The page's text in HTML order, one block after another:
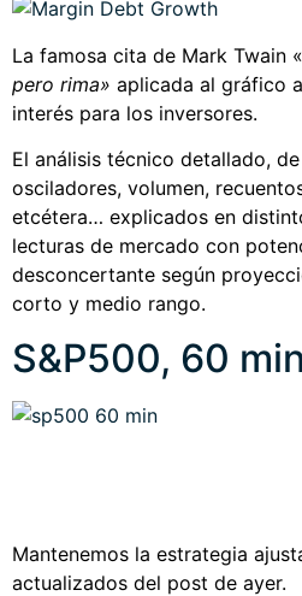
La famosa cita de Mark Twain «
pero rima» aplicada al gráfico
interés para los inversores.
El análisis técnico detallado,
osciladores, volumen,
etcétera… explicados en
lecturas de mercado con
desconcertante según
corto y medio rango.
S&P500, 60
Mantenemos la estrategia
actualizados del post de ayer.